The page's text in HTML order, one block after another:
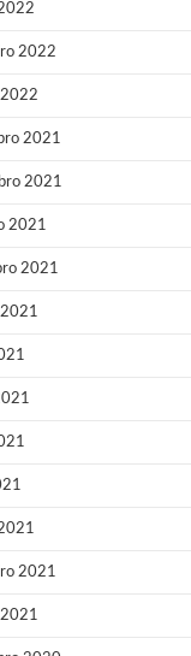
2022
2021
2021
2021
2021
2021